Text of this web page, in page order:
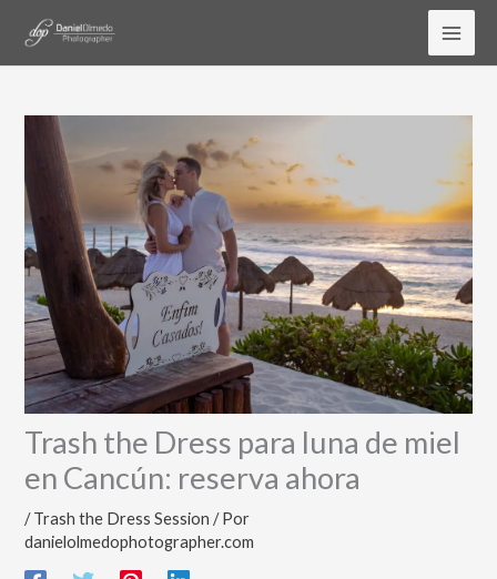
Trash the Dress para luna de miel
en Cancún: reserva ahora
/Trash the Dress Session / Por
danielolmedophotographer.com